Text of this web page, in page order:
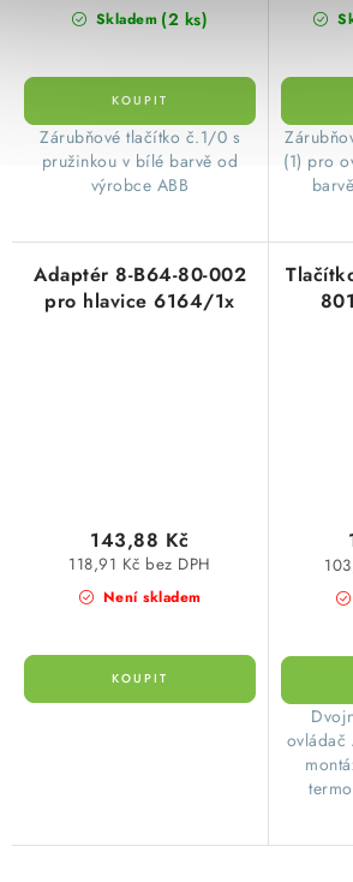
Skladem (2 ks)
​Zárubňové tlačítko č.1/0 s
pružinkou v bílé barvě od
výrobce ABB
(1) pro
Adaptér 8-B64-80-002
pro hlavice 6164/1x
Není skladem
118,91 Kč bez DPH
143,88 Kč
ovládač